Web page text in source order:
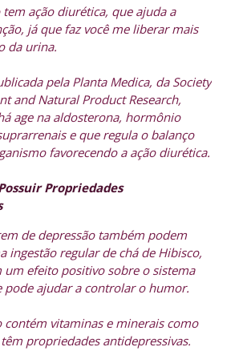
tem ação diurética, que ajuda a
já que faz você me liberar mais
da urina.
pela Planta Medica, da Society
and Natural Product Research,
age na aldosterona, hormônio
e que regula o balanço
favorecendo a ação diurética.
Propriedades
de depressão também podem
ingestão regular de chá de Hibisco,
um efeito positivo sobre o sistema
pode ajudar a controlar o humor.
contém vitaminas e minerais como
propriedades antidepressivas.